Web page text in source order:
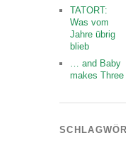
TATORT:
Was vom
Jahre übrig
blieb
… and Baby
makes Three